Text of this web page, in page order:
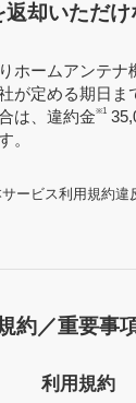
返却いただけ
ホームアンテナ
が定める期日ま
は、違約金※1
。
サービス利用規約
約／重要事
利用規約